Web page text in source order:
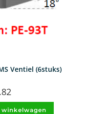
Ventiel (6stuks)
winkelwagen